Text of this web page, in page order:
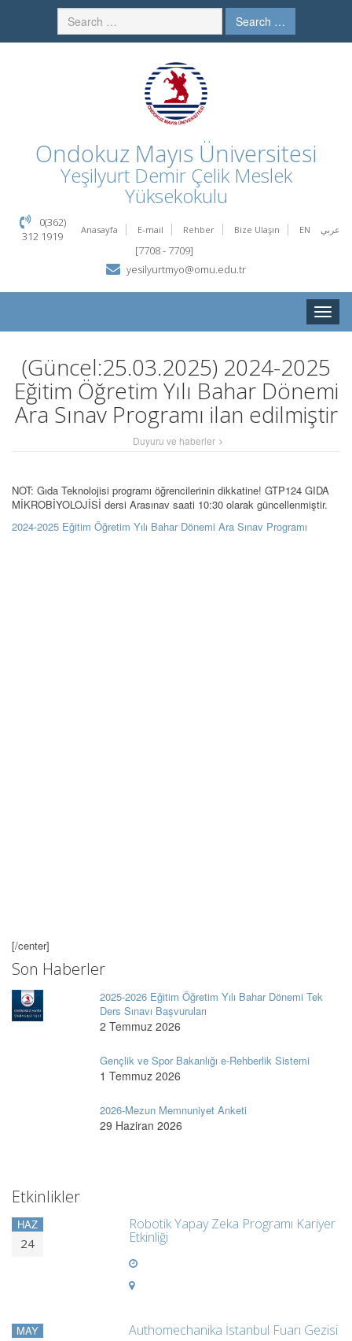
Search …
Ondokuz Mayıs Üniversitesi
Yeşilyurt Demir Çelik Meslek
Yüksekokulu
Anasayfa E-mail Rehber Bize Ulaşın EN عربي
0(362)
312 1919
[7708 - 7709]
yesilyurtmyo@omu.edu.tr
Toggle
(Güncel:25.03.2025) 2024-2025
Eğitim Öğretim Yılı Bahar Dönemi
Ara Sınav Programı ilan edilmiştir
Duyuru ve haberler
NOT: Gıda Teknolojisi programı öğrencilerinin dikkatine! GTP124 GIDA
MİKROBİYOLOJİSİ dersi Arasınav saati 10:30 olarak güncellenmiştir.
2024-2025 Eğitim Öğretim Yılı Bahar Dönemi Ara Sınav Programı
[/center]
Son Haberler
2025-2026 Eğitim Öğretim Yılı Bahar Dönemi Tek
Ders Sınavı Başvuruları
2 Temmuz 2026
Gençlik ve Spor Bakanlığı e-Rehberlik Sistemi
1 Temmuz 2026
2026-Mezun Memnuniyet Anketi
29 Haziran 2026
Etkinlikler
HAZ
24
Robotik Yapay Zeka Programı Kariyer
Etkinliği
MAY Authomechanika İstanbul Fuarı Gezisi